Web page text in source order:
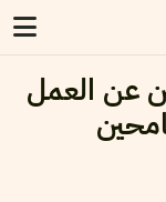
عن العمل